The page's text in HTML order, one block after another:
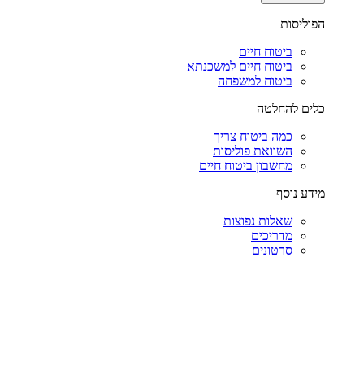
הפוליסות
ביטוח חיים
ביטוח חיים למשכנתא
ביטוח למשפחה
כלים להחלטה
כמה ביטוח צריך
השוואת פוליסות
מחשבון ביטוח חיים
מידע נוסף
שאלות נפוצות
מדריכים
סרטונים